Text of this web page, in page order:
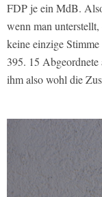
FDP je ein MdB.
wenn man
keine einzige
395. 15 Abgeordnete
ihm also wohl die